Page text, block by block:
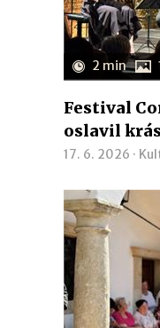
2 min
Festival
oslavil
17. 6. 2026 ·